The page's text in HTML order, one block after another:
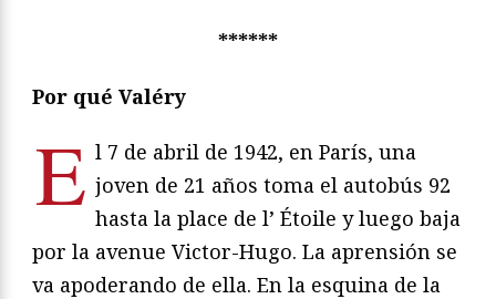
******
Por qué Valéry
E l 7 de abril de 1942, en París, una
joven de 21 años toma el autobús 92
hasta la place de l’ Étoile y luego baja
por la avenue Victor-Hugo. La aprensión se
va apoderando de ella. En la esquina de la